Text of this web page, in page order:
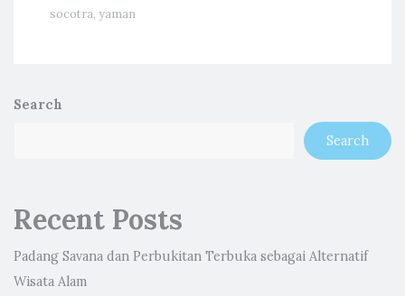
socotra, yaman
Search
Search
Recent Posts
Padang Savana dan Perbukitan Terbuka sebagai Alternatif
Wisata Alam